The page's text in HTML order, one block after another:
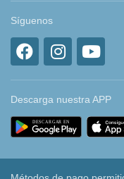
Síguenos
Descarga nuestra APP